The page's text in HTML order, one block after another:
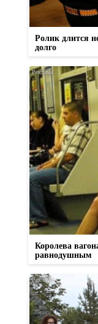
Ролик длится
долго
Королева
равнодушным